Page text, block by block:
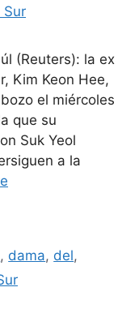
(Reuters): la ex
Kim Keon Hee,
el miércoles
que su
Suk Yeol
a la
, dama, del,